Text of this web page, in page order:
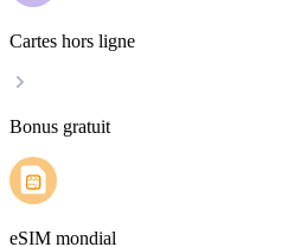
Cartes hors ligne
Bonus gratuit
eSIM mondial